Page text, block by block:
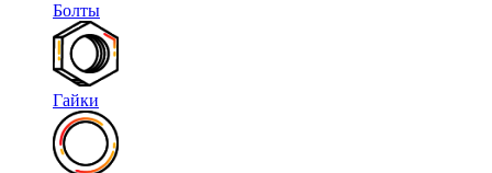
Болты
Гайки